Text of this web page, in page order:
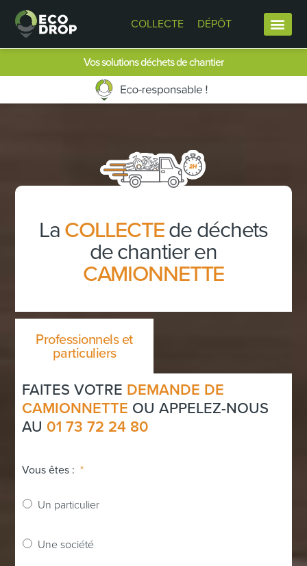
COLLECTE DÉPÔT
Vos solutions déchets de chantier
LaCOLLECTEde déchets
de chantier en
CAMIONNETTE
Professionnels et
particuliers
FAITES VOTRE DEMANDE DE
CAMIONNETTE OU APPELEZ-NOUS
AU 01 73 72 24 80
Vous êtes : *
Un particulier
Une société